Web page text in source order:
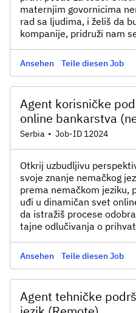
maternjim govornicima
rad sa ljudima, i želiš da
kompanije, pridruži nam
Ansehen Teile diesen Job
Agent korisničke
online bankarstva
Serbia • Job-ID 12024
Otkrij uzbudljivu
svoje znanje nemačkog
prema nemačkom jeziku,
uđi u dinamičan svet
da istražiš procese
tajne odlučivanja o
Ansehen Teile diesen Job
Agent tehničke